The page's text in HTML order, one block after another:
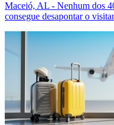
Maceió, AL - Nenhum dos
consegue desapontar o